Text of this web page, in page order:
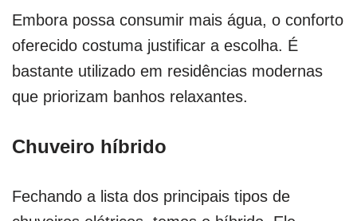
Embora possa consumir mais água, o conforto
oferecido costuma justificar a escolha. É
bastante utilizado em residências modernas
que priorizam banhos relaxantes.
Chuveiro híbrido
Fechando a lista dos principais tipos de